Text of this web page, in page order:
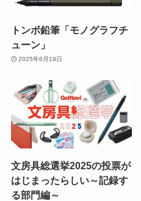
トンボ鉛筆「モノグラフチ
ューン」
2025年6月19日
文房具総選挙2025の投票が
はじまったらしい～記録す
る部門編～